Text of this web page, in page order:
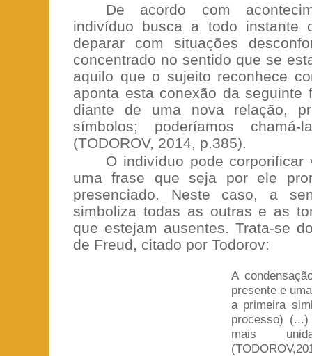
De acordo com
indivíduo busca a todo instante
deparar com situações
concentrado no sentido que se
aquilo que o sujeito reconhece
aponta esta conexão da seguinte
diante de uma nova relação,
símbolos; poderíamos chamá-
(TODOROV, 2014, p.385).
O indivíduo pode
uma frase que seja por ele
presenciado. Neste caso, a
simboliza todas as outras e as
que estejam ausentes. Trata-se
de Freud, citado por Todorov:
A
presente e
a primeira
processo)
mais